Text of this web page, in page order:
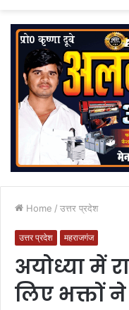
Home / उत्तर प्रदेश
उत्तर प्रदेश महराजगंज
अयोध्या में
लिए भक्तों